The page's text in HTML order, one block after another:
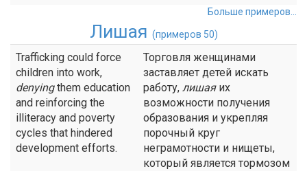
Больше примеров...
Лишая (примеров 50)
Trafficking could force
children into work,
denyingthem education
and reinforcing the
illiteracy and poverty
cycles that hindered
development efforts.
Торговля женщинами
заставляет детей искать
работу, лишаяих
возможности получения
образования и укрепляя
порочный круг
неграмотности и нищеты,
который является тормозом